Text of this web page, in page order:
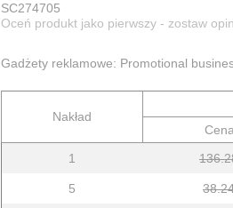
SC274705
Oceń produkt jako pierwszy - zostaw
Gadżety reklamowe: Promotional
Nakład
Cena
1
5